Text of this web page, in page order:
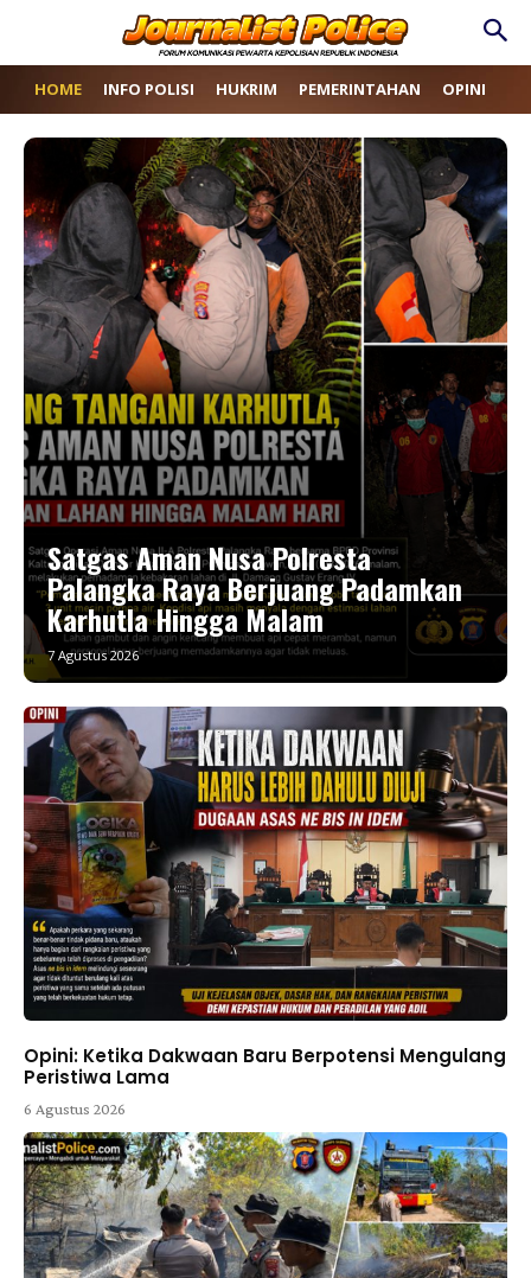
HOME INFO POLISI HUKRIM PEMERINTAHAN OPINI
Satgas Aman Nusa Polresta
Palangka Raya Berjuang Padamkan
Karhutla Hingga Malam
7 Agustus 2026
Opini: Ketika Dakwaan Baru Berpotensi Mengulang
Peristiwa Lama
6 Agustus 2026